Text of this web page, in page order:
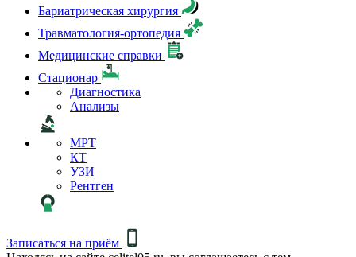
Бариатрическая хирургия
Травматология-ортопедия
Медицинские справки
Стационар
Диагностика
Анализы
МРТ
КТ
УЗИ
Рентген
Записаться на приём